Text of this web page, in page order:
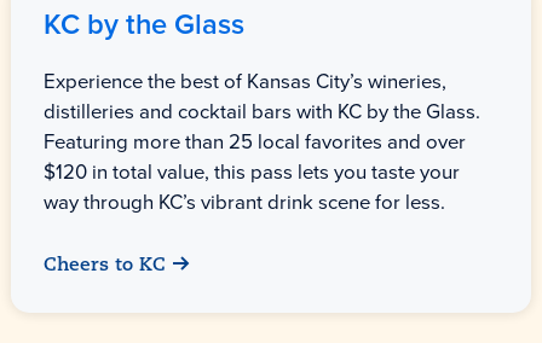
KC by the Glass
Experience the best of Kansas City’s wineries,
distilleries and cocktail bars with KC by the Glass.
Featuring more than 25 local favorites and over
$120 in total value, this pass lets you taste your
way through KC’s vibrant drink scene for less.
Cheers to KC